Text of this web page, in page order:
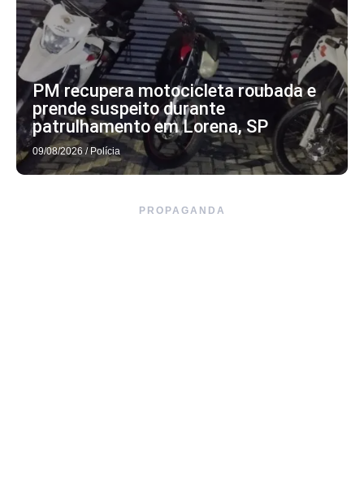
PM recupera motocicleta roubada e
prende suspeito durante
patrulhamento em Lorena, SP
09/08/2026 / Polícia
PROPAGANDA